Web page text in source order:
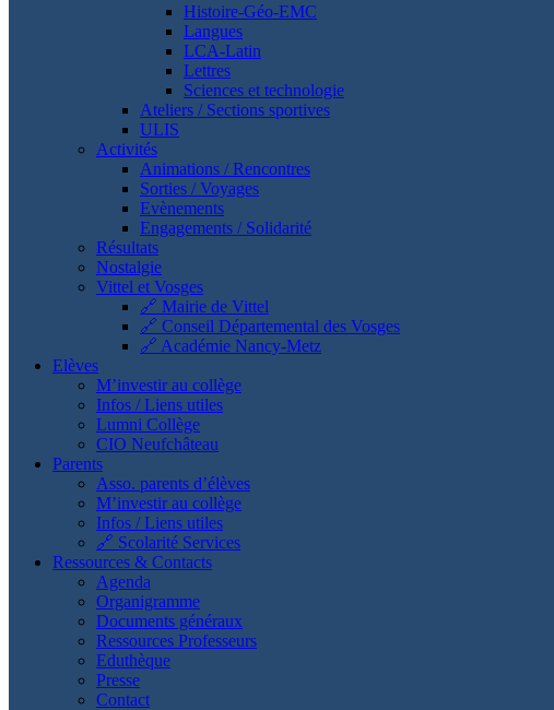
Histoire-Géo-EMC
Langues
LCA-Latin
Lettres
Sciences et technologie
Ateliers / Sections sportives
ULIS
Activités
Animations / Rencontres
Sorties / Voyages
Evènements
Engagements / Solidarité
Résultats
Nostalgie
Vittel et Vosges
🔗 Mairie de Vittel
🔗 Conseil Départemental des Vosges
🔗 Académie Nancy-Metz
Elèves
M’investir au collège
Infos / Liens utiles
Lumni Collège
CIO Neufchâteau
Parents
Asso. parents d’élèves
M’investir au collège
Infos / Liens utiles
🔗 Scolarité Services
Ressources & Contacts
Agenda
Organigramme
Documents généraux
Ressources Professeurs
Eduthèque
Presse
Contact